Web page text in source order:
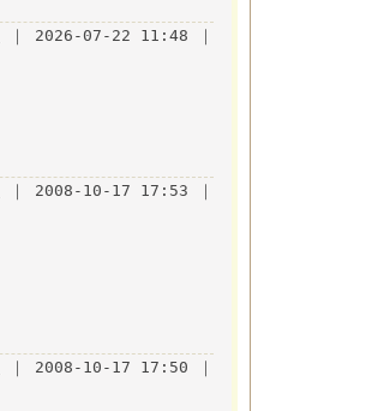
｜ 2026-07-22 11:48 ｜
｜ 2008-10-17 17:53 ｜
｜ 2008-10-17 17:50 ｜